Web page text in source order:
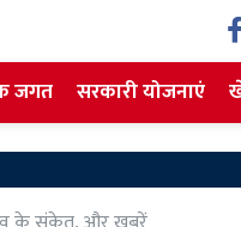
जगत सरकारी योजनाएं